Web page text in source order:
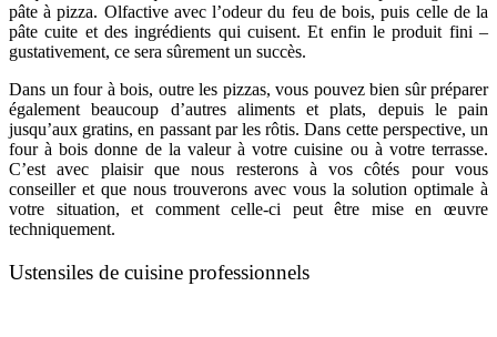
pâte à pizza. Olfactive avec l’odeur du feu de bois, puis celle de la
pâte cuite et des ingrédients qui cuisent. Et enfin le produit fini –
gustativement, ce sera sûrement un succès.
Dans un four à bois, outre les pizzas, vous pouvez bien sûr préparer
également beaucoup d’autres aliments et plats, depuis le pain
jusqu’aux gratins, en passant par les rôtis. Dans cette perspective, un
four à bois donne de la valeur à votre cuisine ou à votre terrasse.
C’est avec plaisir que nous resterons à vos côtés pour vous
conseiller et que nous trouverons avec vous la solution optimale à
votre situation, et comment celle-ci peut être mise en œuvre
techniquement.
Ustensiles de cuisine professionnels